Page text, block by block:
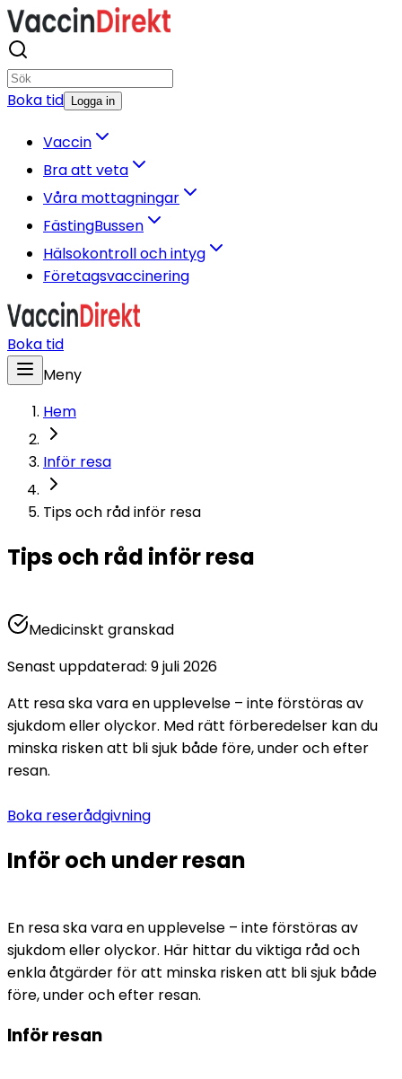
Boka tid Logga in
Vaccin
Bra att veta
Våra mottagningar
FästingBussen
Hälsokontroll och intyg
Företagsvaccinering
Boka tid
Meny
Hem
Inför resa
Tips och råd inför resa
Tips och råd inför resa
Medicinskt granskad
Senast uppdaterad: 9 juli 2026
Att resa ska vara en upplevelse – inte förstöras av
sjukdom eller olyckor. Med rätt förberedelser kan du
minska risken att bli sjuk både före, under och efter
resan.
Boka reserådgivning
Inför och under resan
En resa ska vara en upplevelse – inte förstöras av
sjukdom eller olyckor. Här hittar du viktiga råd och
enkla åtgärder för att minska risken att bli sjuk både
före, under och efter resan.
Inför resan